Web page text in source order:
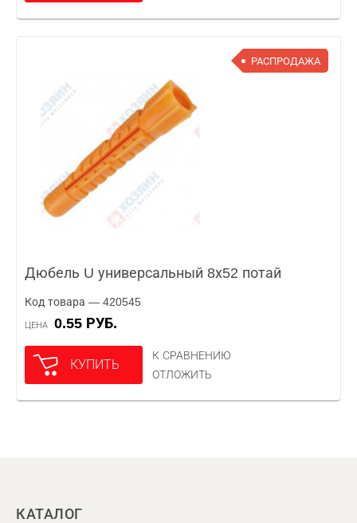
РАСПРОДАЖА
Дюбель U универсальный 8х52 потай
Код товара — 420545
ЦЕНА 0.55 РУБ.
КУПИТЬ
К СРАВНЕНИЮ
ОТЛОЖИТЬ
КАТАЛОГ